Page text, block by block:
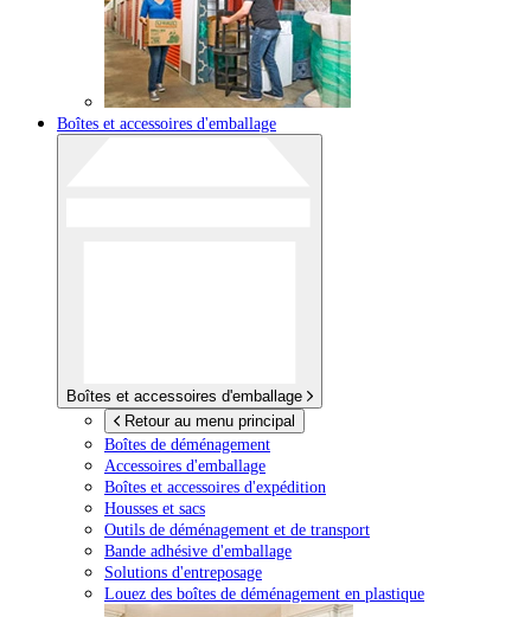
Boîtes et accessoires d'emballage
Boîtes et accessoires d'emballage
Retour au menu principal
Boîtes de déménagement
Accessoires d'emballage
Boîtes et accessoires d'expédition
Housses et sacs
Outils de déménagement et de transport
Bande adhésive d'emballage
Solutions d'entreposage
Louez des boîtes de déménagement en plastique